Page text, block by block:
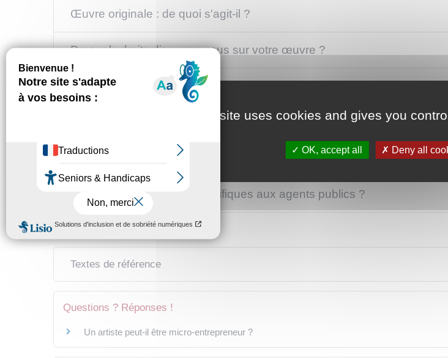
Œuvre originale : de quoi s'agit-il ?
De quels droits disposez-vous sur votre œuvre ?
Quelles sont les mentions obligatoires dans le contrat ?
Quels sont les différents contrats spéciaux d'auteur ?
Comment est fixé le prix de la cession ?
Quelles sont les règles spécifiques aux agents publics ?
Textes de référence
Questions ? Réponses !
Un artiste peut-il être micro-entrepreneur ?
This site uses cookies and gives you
OK, accept all Deny all